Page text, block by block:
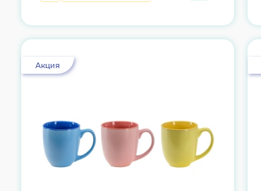
Акция